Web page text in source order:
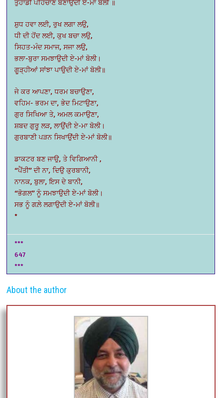
ਤੁਹਾਡੀ ਪਹਿਚਾਣ ਬਣਾਉਦੀ ਏ-ਮਾਂ ਬੋਲੀ ॥
ਸ਼ੁਧ ਹਵਾ ਲਈ, ਰੁਖ ਲਗਾ ਲਉ,
ਧੀ ਦੀ ਹੋਂਦ ਲਈ, ਕੁਖ ਬਚਾ ਲਉ,
ਸਿਹਤ-ਮੰਦ ਸਮਾਜ, ਸਜਾ ਲਉ,
ਭਲਾ-ਬੁਰਾ ਸਮਝਾਉਦੀ ਏ-ਮਾਂ ਬੋਲੀ।
ਗੂੜ੍ਹੀਆਂ ਸਾਂਝਾ ਪਾਉਦੀ ਏ-ਮਾਂ ਬੋਲੀ॥
ਜੇ ਕਰ ਆਪਣਾ, ਧਰਮ ਬਚਾਉਣਾ,
ਵਹਿਮ- ਭਰਮ ਦਾ, ਭੇਦ ਮਿਟਾਉਣਾ,
ਗੁਰ ਸਿਖਿਆ ਤੇ, ਅਮਲ ਕਮਾਉਣਾ,
ਸ਼ਬਦ ਗੁਰੂ ਲੜ, ਲਾਉਂਦੀ ਏ-ਮਾ ਬੋਲੀ।
ਗੁਰਬਾਣੀ ਪੜਨ ਸਿਖਾਉਂਦੀ ਏ-ਮਾਂ ਬੋਲੀ॥
ਡਾਕਟਰ ਬਣ ਜਾਉ, ਤੇ ਵਿਗਿਆਨੀ ,
“ਪੈਂਤੀ” ਦੀ ਨਾ, ਦਿਉ ਕੁਰਬਾਨੀ,
ਨਾਨਕ, ਬੁਲਾ, ਇਸ ਦੇ ਬਾਨੀ,
“ਭੋਗਲ” ਨੂੰ ਸਮਝਾਉਦੀ ਏ-ਮਾਂ ਬੋਲੀ।
ਸਭ ਨੂੰ ਗਲ਼ੇ ਲਗਾਉਦੀ ਏ-ਮਾਂ ਬੋਲੀ॥
*
***
647
***
About the author